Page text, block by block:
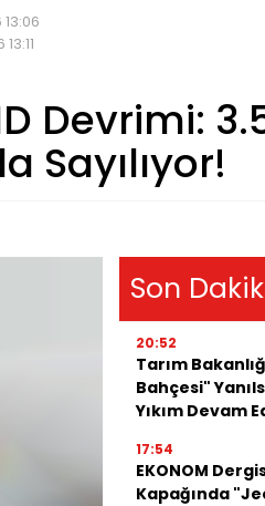
Devrimi:
Sayılıyor!
Son
20:52
Tarım
Bahçesi"
Yıkım Devam
17:54
EKONOM
Kapağında